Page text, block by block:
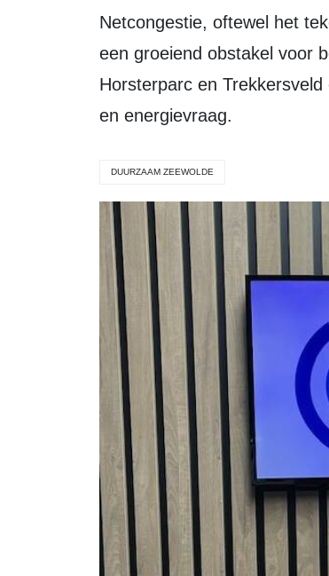
Netcongestie, oftewel het tekort aan transportcapaciteit voor elektriciteit, vormt
een groeiend obstakel voor
Horsterparc en
en energievraag.
DUURZAAM ZEEWOLDE